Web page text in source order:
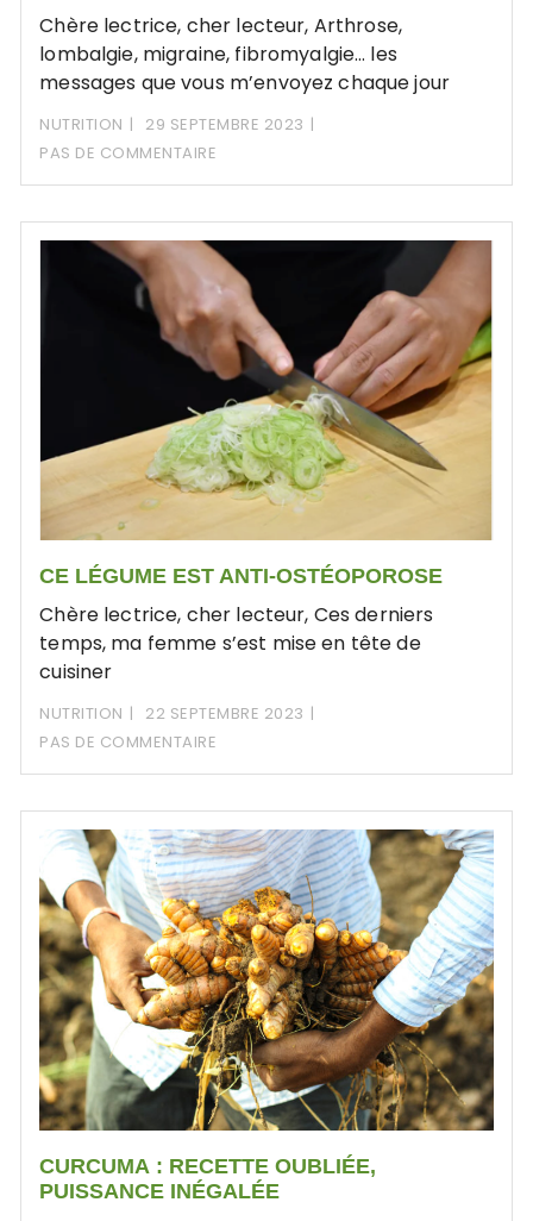
Chère lectrice, cher lecteur, Arthrose,
lombalgie, migraine, fibromyalgie… les
messages que vous m’envoyez chaque jour
NUTRITION
29 SEPTEMBRE 2023
PAS DE COMMENTAIRE
CE LÉGUME EST ANTI-OSTÉOPOROSE
Chère lectrice, cher lecteur, Ces derniers
temps, ma femme s’est mise en tête de
cuisiner
NUTRITION
22 SEPTEMBRE 2023
PAS DE COMMENTAIRE
CURCUMA : RECETTE OUBLIÉE,
PUISSANCE INÉGALÉE